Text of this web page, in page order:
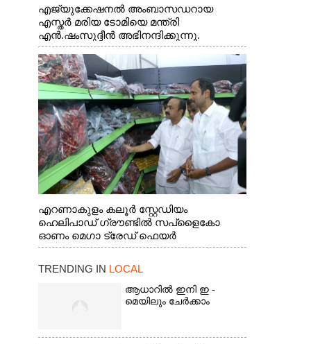
എജ്യുക്കേഷനൽ അംബാസഡറായ
എസ്തർ മരിയ ടോമിയെ മന്ത്രി
എൻ.ഷംസുദ്ദീൻ അഭിനന്ദിക്കുന്നു.
എറണാകുളം കലൂർ സ്റ്റേഡിയം
ഹെലിപാഡ് ഗ്രൗണ്ടിൽ സപ്ളൈകോ
ഓണം മെഗാ ട്രേഡ് ഫെയർ
സംസ്ഥാനതല ഉദ്ഘാടനം നിർവഹിച്ച്
സതീശൻ. മന്ത്രി അനൂപ് ജേക്കബ് സമീപം
TRENDING IN LOCAL
ആധാറിൽ ഇനി ഇ -
മെയിലും ചേർക്കാം